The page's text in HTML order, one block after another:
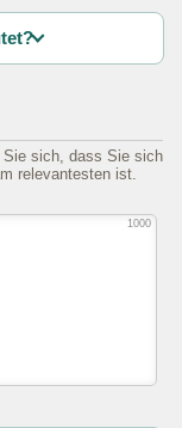
Sie sich, dass Sie sich
relevantesten ist.
1000